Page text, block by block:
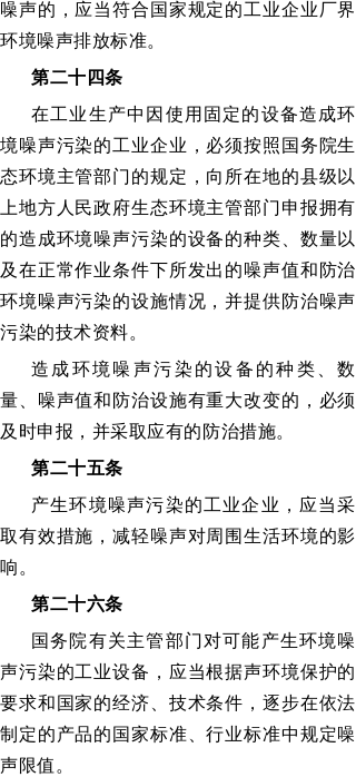
噪声的，应当符合国家规定的工业企业厂界
环境噪声排放标准。
第二十四条
在工业生产中因使用固定的设备造成环
境噪声污染的工业企业，必须按照国务院生
态环境主管部门的规定，向所在地的县级以
上地方人民政府生态环境主管部门申报拥有
的造成环境噪声污染的设备的种类、数量以
及在正常作业条件下所发出的噪声值和防治
环境噪声污染的设施情况，并提供防治噪声
污染的技术资料。
造成环境噪声污染的设备的种类、数
量、噪声值和防治设施有重大改变的，必须
及时申报，并采取应有的防治措施。
第二十五条
产生环境噪声污染的工业企业，应当采
取有效措施，减轻噪声对周围生活环境的影
响。
第二十六条
国务院有关主管部门对可能产生环境噪
声污染的工业设备，应当根据声环境保护的
要求和国家的经济、技术条件，逐步在依法
制定的产品的国家标准、行业标准中规定噪
声限值。